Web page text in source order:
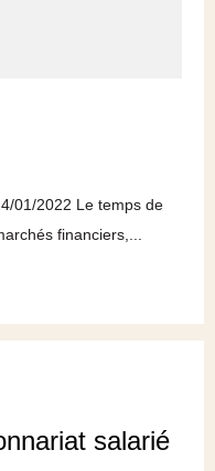
01/2022 Le temps de
financiers,...
salarié